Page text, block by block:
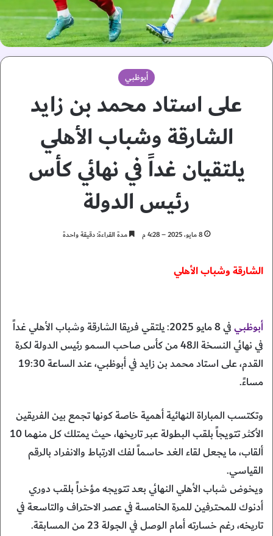
أبوظبي
على استاد محمد بن زايد
الشارقة وشباب الأهلي
يلتقيان غداً في نهائي كأس
رئيس الدولة
8 مايو، 2025 – 4:28 م مدة القراءة: دقيقة واحدة
الشارقة وشباب الأهلي
أبوظبي
في 8 مايو 2025: يلتقي فريقا الشارقة وشباب الأهلي غداً
في نهائي النسخة الـ48 من كأس صاحب السمو رئيس الدولة لكرة
القدم، على استاد محمد بن زايد في أبوظبي، عند الساعة 19:30
مساءً.
وتكتسب المباراة النهائية أهمية خاصة كونها تجمع بين الفريقين
الأكثر تتويجاً بلقب البطولة عبر تاريخها، حيث يمتلك كل منهما 10
ألقاب، ما يجعل لقاء الغد حاسماً لفك الارتباط والانفراد بالرقم
القياسي.
ويخوض شباب الأهلي النهائي بعد تتويجه مؤخراً بلقب دوري
أدنوك للمحترفين للمرة الخامسة في عصر الاحتراف والتاسعة في
تاريخه، رغم خسارته أمام الوصل في الجولة 23 من المسابقة.